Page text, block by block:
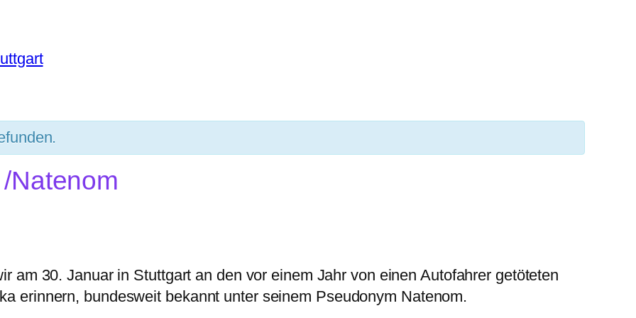
Natenom
am 30. Januar in Stuttgart an den vor einem Jahr von einen Autofahrer getöteten
erinnern, bundesweit bekannt unter seinem Pseudonym Natenom.